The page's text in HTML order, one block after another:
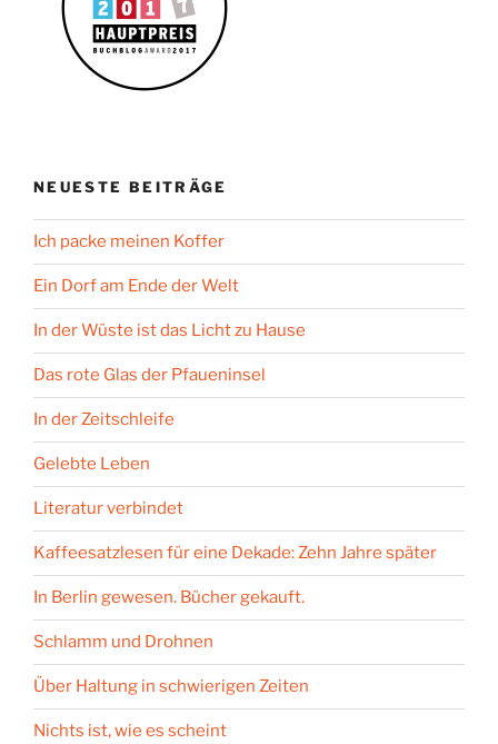
NEUESTE BEITRÄGE
Ich packe meinen Koffer
Ein Dorf am Ende der Welt
In der Wüste ist das Licht zu Hause
Das rote Glas der Pfaueninsel
In der Zeitschleife
Gelebte Leben
Literatur verbindet
Kaffeesatzlesen für eine Dekade: Zehn Jahre später
In Berlin gewesen. Bücher gekauft.
Schlamm und Drohnen
Über Haltung in schwierigen Zeiten
Nichts ist, wie es scheint